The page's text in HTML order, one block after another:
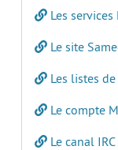
Les services
Le site
Les listes
Le compte
Le canal IRC